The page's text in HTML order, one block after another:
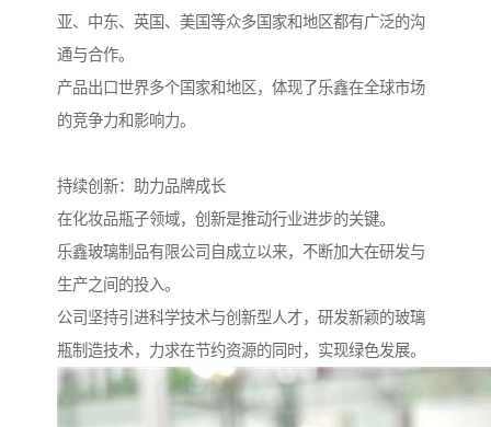
亚、中东、英国、美国等众多国家和地区都有广泛的沟
通与合作。
产品出口世界多个国家和地区，体现了乐鑫在全球市场
的竞争力和影响力。
持续创新：助力品牌成长
在化妆品瓶子领域，创新是推动行业进步的关键。
乐鑫玻璃制品有限公司自成立以来，不断加大在研发与
生产之间的投入。
公司坚持引进科学技术与创新型人才，研发新颖的玻璃
瓶制造技术，力求在节约资源的同时，实现绿色发展。